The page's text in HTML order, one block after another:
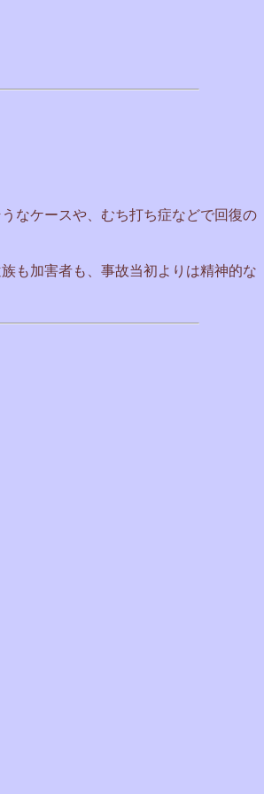
なケースや、むち打ち症などで回復の
も加害者も、事故当初よりは精神的な